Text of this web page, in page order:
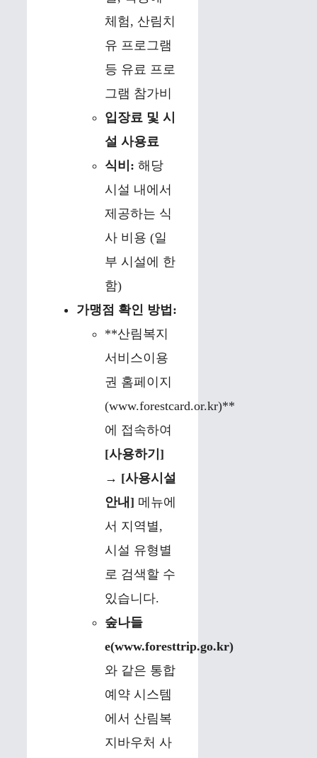
체험, 산림치
유 프로그램
등 유료 프로
그램 참가비
입장료 및 시
설 사용료
식비: 해당
시설 내에서
제공하는 식
사 비용 (일
부 시설에 한
함)
가맹점 확인 방법:
**산림복지
서비스이용
권 홈페이지
(www.forestcard.or.kr)**
에 접속하여
[사용하기]
→ [사용시설
안내] 메뉴에
서 지역별,
시설 유형별
로 검색할 수
있습니다.
숲나들
e(www.foresttrip.go.kr)
와 같은 통합
예약 시스템
에서 산림복
지바우처 사